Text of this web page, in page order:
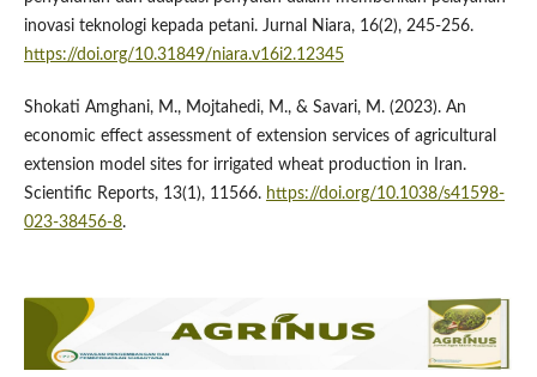
inovasi teknologi kepada petani. Jurnal Niara, 16(2), 245-256.
https://doi.org/10.31849/niara.v16i2.12345
Shokati Amghani, M., Mojtahedi, M., & Savari, M. (2023). An
economic effect assessment of extension services of agricultural
extension model sites for irrigated wheat production in Iran.
Scientific Reports, 13(1), 11566. https://doi.org/10.1038/s41598-
023-38456-8.